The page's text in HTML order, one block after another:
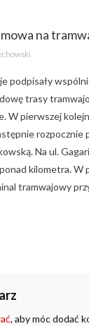
na
podpisały
trasy
W pierwszej
rozpocznie
Na ul.
kilometra. W
tramwajowy
, aby móc dodać